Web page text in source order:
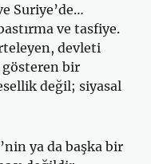
Suriye’de…
ve tasfiye.
devleti
gösteren bir
değil; siyasal
ya da başka bir